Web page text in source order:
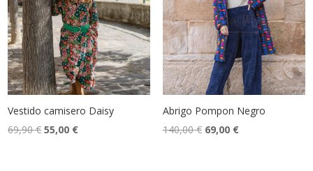
Vestido camisero Daisy
69,90€ El
55,00 €El
Abrigo Pompon Negro
140,00€ El
69,00 €El